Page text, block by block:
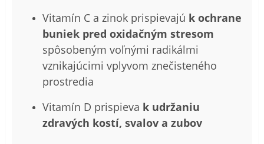
Vitamín C a zinok prispievajú k ochrane
buniek pred oxidačným stresom
spôsobeným voľnými radikálmi
vznikajúcimi vplyvom znečisteného
prostredia
Vitamín D prispieva k udržaniu
zdravých kostí, svalov a zubov